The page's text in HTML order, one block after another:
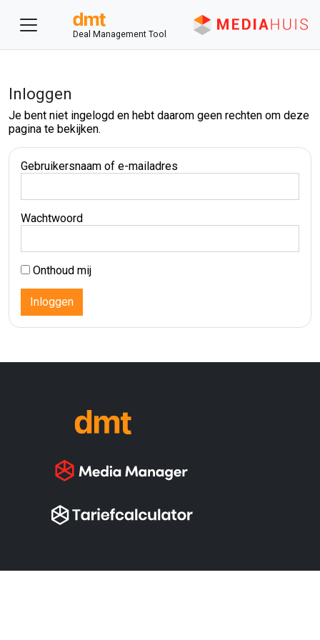
Deal Management Tool
Inloggen
Je bent niet ingelogd en hebt daarom geen rechten om deze
pagina te bekijken.
Gebruikersnaam of e-mailadres
Wachtwoord
Onthoud mij